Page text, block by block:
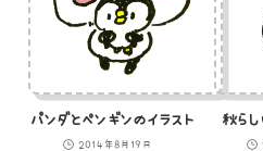
パンダとペンギンのイラスト
2014年8月19日
秋ら